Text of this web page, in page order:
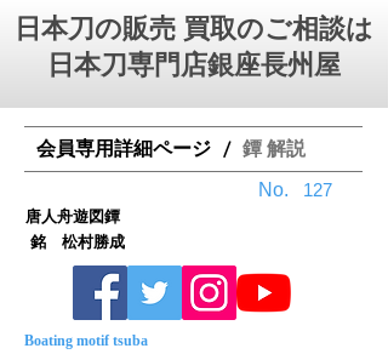
日本刀の販売 買取のご相談は
日本刀専門店銀座⻑州屋
会員専用詳細ページ / 鐔 解説
No.
銘 松村勝成
Boating motif tsuba
唐人舟遊図鐔
127